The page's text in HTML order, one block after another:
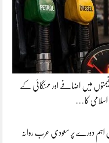
میں اضافے اور مہنگائی کے
کا…
اہم دورے پر سعودی عرب روانہ